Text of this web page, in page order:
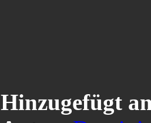
Hinzugefügt